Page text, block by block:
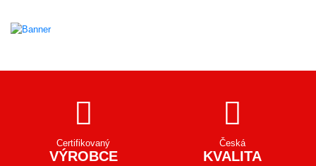
Certifikovaný
VÝROBCE
Česká
KVALITA